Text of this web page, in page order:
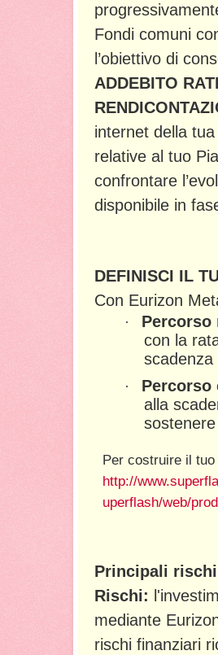
Fondi comuni
l’obiettivo di
ADDEBITO
internet della
relative al tuo
confrontare
disponibile in
DEFINISCI IL
Con Eurizon
· Percorso
con la
scadenza
· Percorso
alla
Per costruire il tuo
http://
uperflash/web/
Principali
Rischi:
mediante
rischi finanziari